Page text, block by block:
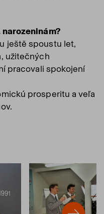
ještě spoustu let,
užitečných
pracovali spokojení
prosperitu a veľa